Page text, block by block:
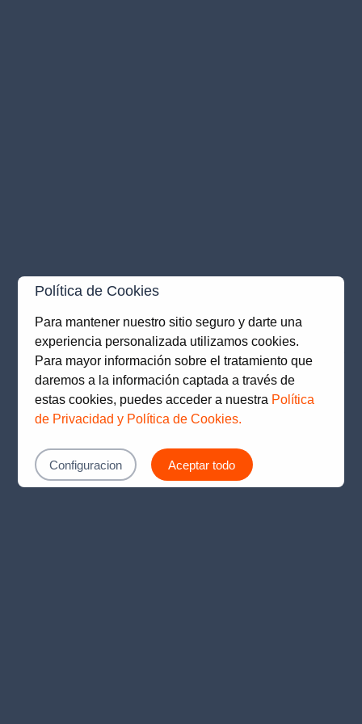
Política de Cookies
Para mantener nuestro sitio seguro y darte una
experiencia personalizada utilizamos cookies.
Para mayor información sobre el tratamiento que
daremos a la información captada a través de
estas cookies, puedes acceder a nuestra Política
de Privacidad y Política de Cookies.
Aceptar todo
Configuracion
Application error: a client-side exception has occurred while
loadingwww.prima.com.pe(see the browser console
more information).